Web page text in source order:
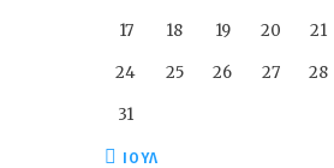
17 18 19 20 21
24 25 26 27 28
31
« ΙΟΎΛ